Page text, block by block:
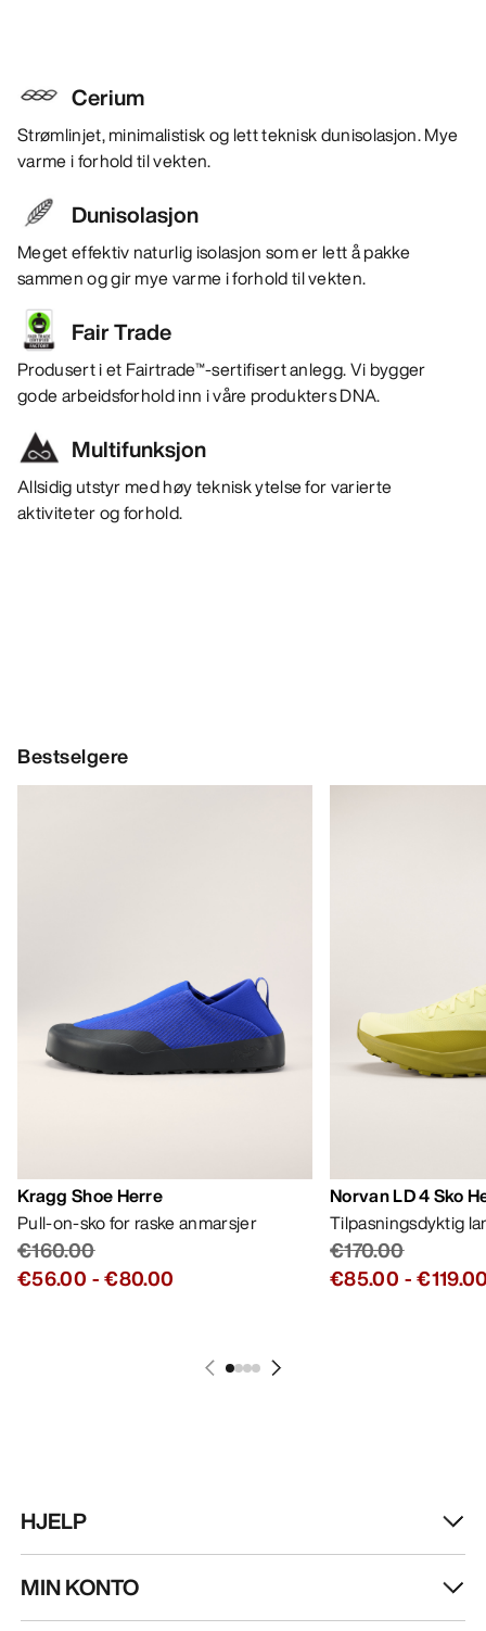
Cerium
Strømlinjet, minimalistisk og lett teknisk dunisolasjon. Mye
varme i forhold til vekten.
Dunisolasjon
Meget effektiv naturlig isolasjon som er lett å pakke
sammen og gir mye varme i forhold til vekten.
Fair Trade
Produsert i et Fairtrade™-sertifisert anlegg. Vi bygger
gode arbeidsforhold inn i våre produkters DNA.
Multifunksjon
Allsidig utstyr med høy teknisk ytelse for varierte
aktiviteter og forhold.
Bestselgere
Kragg Shoe Herre
Pull-on-sko for raske anmarsjer
€160.00
€56.00 -€80.00
Norvan LD 4 Sko
Tilpasningsdyktig
€170.00
€85.00 -
HJELP
MIN KONTO